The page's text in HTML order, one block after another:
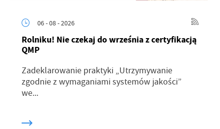
06 - 08 - 2026
Rolniku! Nie czekaj do września z certyfikacją
QMP
Zadeklarowanie praktyki „Utrzymywanie
zgodnie z wymaganiami systemów jakości”
we...